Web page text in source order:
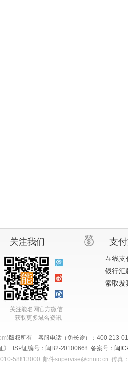
关注我们
关注能名网官方微信
获取更多域名资讯
支
在线支
银行汇
索取发
)版权所有 客服电话（免长途）：400-213-
》 ISP证编号：闽B2-20100668 备案号： 闽
58813000 邮件supervise@cnnic.cn 传真